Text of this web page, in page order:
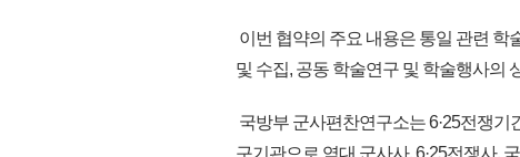
이번 협약의 주요 내용은 통일 관련 학
및 수집, 공동 학술연구 및 학술행사의
국방부 군사편찬연구소는 6·25전쟁
구기관으로 역대 군사사, 6·25전쟁사,